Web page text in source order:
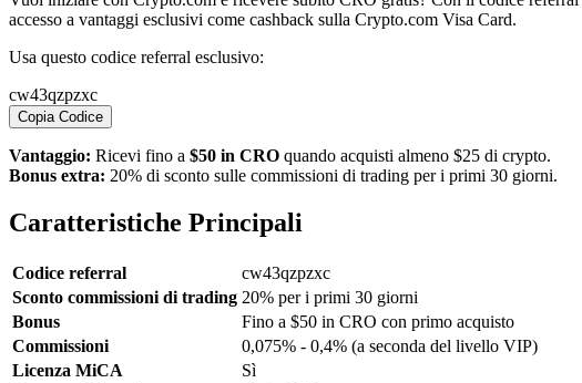
accesso a vantaggi esclusivi come cashback sulla Crypto.com Visa Card.
Usa questo codice referral esclusivo:
cw43qzpzxc
Copia Codice
Vantaggio: Ricevi fino a $50 in CRO quando acquisti almeno $25 di crypto.
Bonus extra: 20% di sconto sulle commissioni di trading per i primi 30 giorni.
Caratteristiche Principali
Codice referral
cw43qzpzxc
Sconto commissioni di trading 20% per i primi 30 giorni
Bonus
Fino a $50 in CRO con primo acquisto
Commissioni
0,075% - 0,4% (a seconda del livello VIP)
Licenza MiCA
Sì